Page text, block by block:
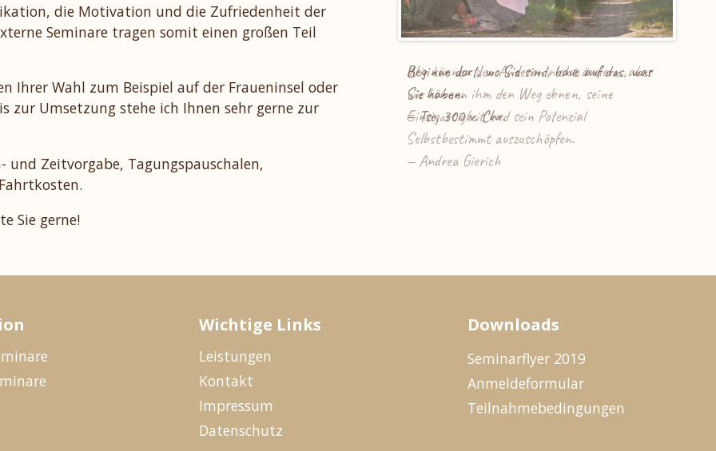
die Motivation und die Zufriedenheit der
Seminare tragen somit einen großen Teil
Ihrer Wahl zum Beispiel auf der Fraueninsel oder
zur Umsetzung stehe ich Ihnen sehr gerne zur
und Zeitvorgabe, Tagungspauschalen,
Sie gerne!
Beginne dort, wo Sie sind, baue auf das, was
Sie haben.
— Tse, 300 v. Chr.
Wichtige Links
Leistungen
Kontakt
Impressum
Datenschutz
Downloads
Seminarflyer 2019
Anmeldeformular
Teilnahmebedingungen